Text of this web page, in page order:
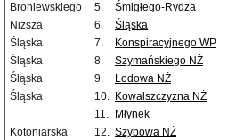
Broniewskiego
5. Śmigłego-Rydza
Niższa
6. Śląska
Śląska
7. Konspiracyjnego WP
Śląska
8. Szymańskiego NŻ
Śląska
9. Lodowa NŻ
Śląska
10. Kowalszczyzna NŻ
11.
Młynek
Kotoniarska
12. Szybowa NŻ